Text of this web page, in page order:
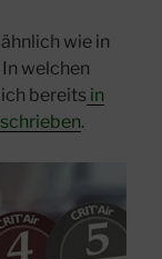
wie in
welchen
bereits in
.